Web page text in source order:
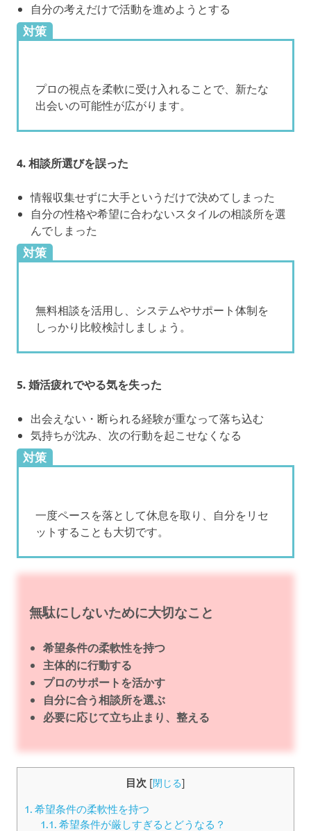
自分の考えだけで活動を進めようとする
対策
プロの視点を柔軟に受け入れることで、新たな
出会いの可能性が広がります。
4. 相談所選びを誤った
情報収集せずに大手というだけで決めてしまった
自分の性格や希望に合わないスタイルの相談所を選
んでしまった
対策
無料相談を活用し、システムやサポート体制を
しっかり比較検討しましょう。
5. 婚活疲れでやる気を失った
出会えない・断られる経験が重なって落ち込む
気持ちが沈み、次の行動を起こせなくなる
対策
一度ペースを落として休息を取り、自分をリセ
ットすることも大切です。
無駄にしないために大切なこと
希望条件の柔軟性を持つ
主体的に行動する
プロのサポートを活かす
自分に合う相談所を選ぶ
必要に応じて立ち止まり、整える
目次 [閉じる]
1. 希望条件の柔軟性を持つ
1.1. 希望条件が厳しすぎるとどうなる？